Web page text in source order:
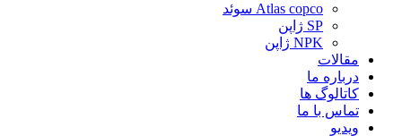
Atlas copco سوئد
SP ژاپن
NPK ژاپن
مقالات
درباره ما
کاتالوگ ها
تماس با ما
ویدیو